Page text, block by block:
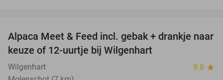
43%
Alpaca Meet & Feed incl. gebak + drankje naar
keuze of 12-uurtje bij Wilgenhart
Wilgenhart 9.8 star